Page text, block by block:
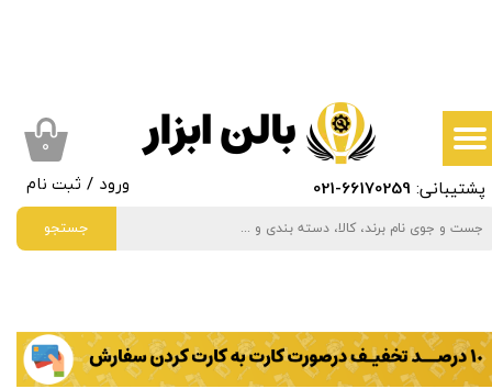
جستجو
پشتیبانی:66170259
-021 ورود / ثبت نام
سفارشات
خروج از حساب کاربری
۰